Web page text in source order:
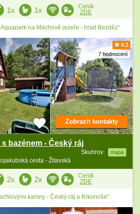
1x 1x
Ceník
ZDE
na Máchově jezeře - hrad Bezděz“
9.3
7 hodnocení
bazénem - Český ráj
Skuhrov mapa
cesta - Žitavská
Zobrazit kontakty
2x 2x
Ceník
ZDE
kamny - Český ráj a Krkonoše“